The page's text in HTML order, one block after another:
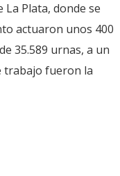
Plata, donde se
actuaron unos 400
35.589 urnas, a un
trabajo fueron la